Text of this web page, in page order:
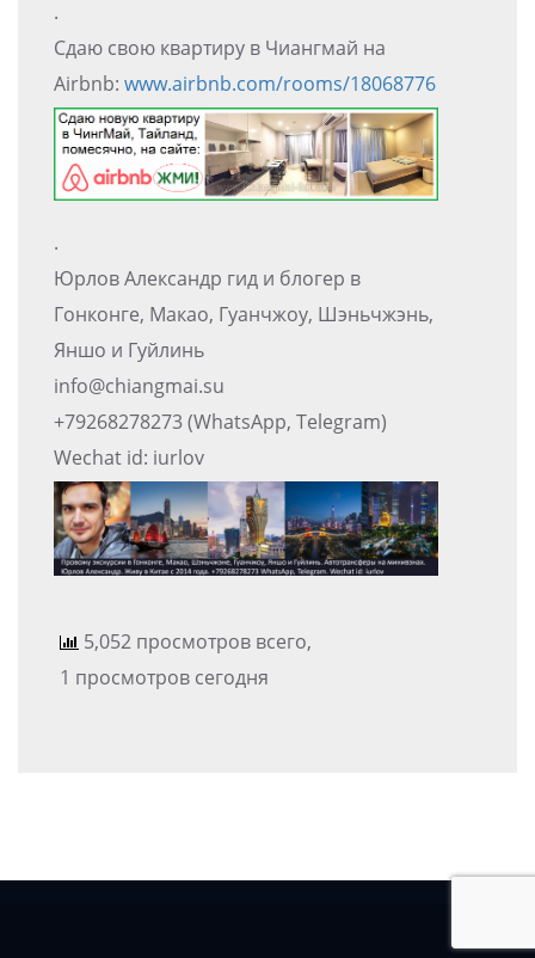
.
Сдаю свою квартиру в Чиангмай на
Airbnb: www.airbnb.com/rooms/18068776
.
Юрлов Александр гид и блогер в
Гонконге, Макао, Гуанчжоу, Шэньчжэнь,
Яншо и Гуйлинь
info@chiangmai.su
+79268278273 (WhatsApp, Telegram)
Wechat id: iurlov
5,052 просмотров всего,
1 просмотров сегодня